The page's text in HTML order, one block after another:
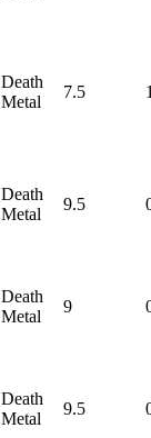
Death
Metal
7.5
Death
Metal
9.5
Death
Metal
9
Death
Metal
9.5